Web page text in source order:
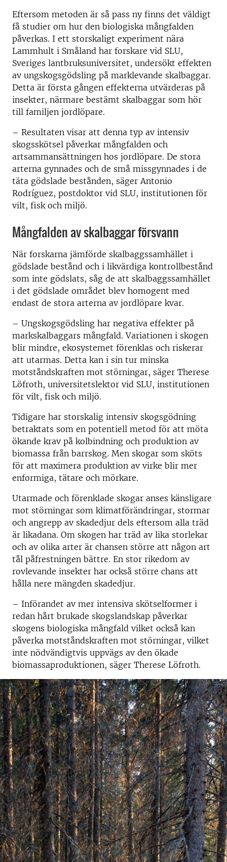
Eftersom metoden är så pass ny finns det väldigt
få studier om hur den biologiska mångfalden
påverkas. I ett storskaligt experiment nära
Lammhult i Småland har forskare vid SLU,
Sveriges lantbruksuniversitet, undersökt effekten
av ungskogsgödsling på marklevande skalbaggar.
Detta är första gången effekterna utvärderas på
insekter, närmare bestämt skalbaggar som hör
till familjen jordlöpare.
– Resultaten visar att denna typ av intensiv
skogsskötsel påverkar mångfalden och
artsammansättningen hos jordlöpare. De stora
arterna gynnades och de små missgynnades i de
täta gödslade bestånden, säger Antonio
Rodríguez, postdoktor vid SLU, institutionen för
vilt, fisk och miljö.
Mångfalden av skalbaggar försvann
När forskarna jämförde skalbaggssamhället i
gödslade bestånd och i likvärdiga kontrollbestånd
som inte gödslats, såg de att skalbaggssamhället
i det gödslade området blev homogent med
endast de stora arterna av jordlöpare kvar.
– Ungskogsgödsling har negativa effekter på
markskalbaggars mångfald. Variationen i skogen
blir mindre, ekosystemet förenklas och riskerar
att utarmas. Detta kan i sin tur minska
motståndskraften mot störningar, säger Therese
Löfroth, universitetslektor vid SLU, institutionen
för vilt, fisk och miljö.
Tidigare har storskalig intensiv skogsgödning
betraktats som en potentiell metod för att möta
ökande krav på kolbindning och produktion av
biomassa från barrskog. Men skogar som sköts
för att maximera produktion av virke blir mer
enformiga, tätare och mörkare.
Utarmade och förenklade skogar anses känsligare
mot störningar som klimatförändringar, stormar
och angrepp av skadedjur dels eftersom alla träd
är likadana. Om skogen har träd av lika storlekar
och av olika arter är chansen större att någon art
tål påfrestningen bättre. En stor rikedom av
rovlevande insekter har också större chans att
hålla nere mängden skadedjur.
– Införandet av mer intensiva skötselformer i
redan hårt brukade skogslandskap påverkar
skogens biologiska mångfald vilket också kan
påverka motståndskraften mot störningar, vilket
inte nödvändigtvis uppvägs av den ökade
biomassaproduktionen, säger Therese Löfroth.